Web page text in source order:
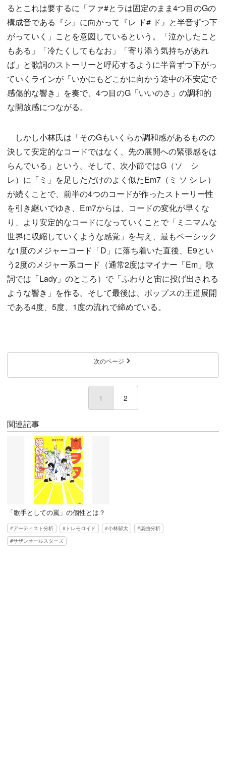
るとこれは要するに「ファ#とラは固定のまま4つ目のGの
構成音である『シ』に向かって『レ ド# ド』と半音ずつ下
がっていく」ことを意図しているという。「泣かしたこと
もある」「冷たくしてもなお」「寄り添う気持ちがあれ
ば」と歌詞のストーリーと呼応するように半音ずつ下がっ
ていくラインが「いかにもどこかに向かう途中の不安定で
感傷的な響き」を奏で、4つ目のG「いいのさ」の調和的
な開放感につながる。
しかし小林氏は「そのGもいくらか調和感があるものの
決して安定的なコードではなく、先の展開への緊張感をは
らんでいる」という。そして、次小節ではG（ソ シ
レ）に「ミ」を足しただけのよく似たEm7（ミ ソ シ レ）
が続くことで、前半の4つのコードが作ったストーリー性
を引き継いでゆき、Em7からは、コードの変化が早くな
り、より安定的なコードになっていくことで「ミニマムな
世界に収縮していくような感覚」を与え、最もベーシック
な1度のメジャーコード「D」に落ち着いた直後、E9とい
う2度のメジャー系コード（通常2度はマイナー「Em」歌
詞では「Lady」のところ）で「ふわりと宙に投げ出される
ような響き」を作る。そして最後は、ポップスの王道展開
である4度、5度、1度の流れで締めている。
次のページ
1 (current)
2
関連記事
「歌手としての嵐」の個性とは？
アーティスト分析 トレモロイド 小林郁太
楽曲分析
サザンオールスターズ